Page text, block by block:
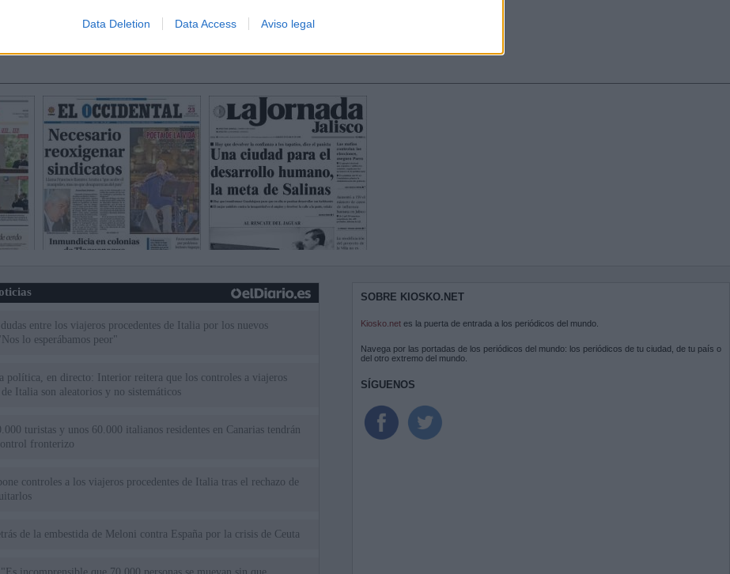
Data Deletion Data Access Aviso legal
entre los viajeros procedentes de Italia por los nuevos
lo esperábamos peor"
política, en directo: Interior reitera que los controles a viajeros
de Italia son aleatorios y no sistemáticos
turistas y unos 60.000 italianos residentes en Canarias tendrán
fronterizo
controles a los viajeros procedentes de Italia tras el rechazo de
de la embestida de Meloni contra España por la crisis de Ceuta
SOBRE KIOSKO.NET
Kiosko.net es la puerta de entrada a los periódicos del mundo.
Navega por las portadas de los periódicos del mundo: los periódicos de tu ciudad, de tu país o
del otro extremo del mundo.
SÍGUENOS